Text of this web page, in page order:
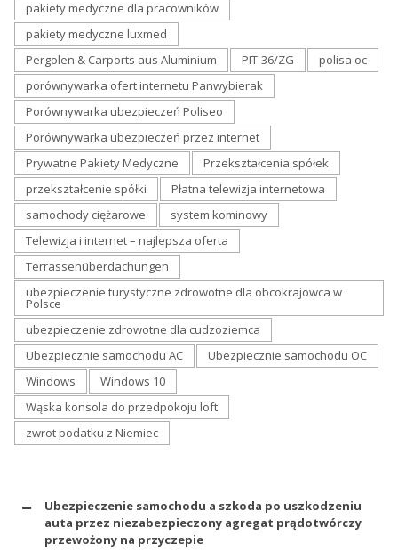
pakiety medyczne dla pracowników
pakiety medyczne luxmed
Pergolen & Carports aus Aluminium
PIT-36/ZG
polisa oc
porównywarka ofert internetu Panwybierak
Porównywarka ubezpieczeń Poliseo
Porównywarka ubezpieczeń przez internet
Prywatne Pakiety Medyczne
Przekształcenia spółek
przekształcenie spółki
Płatna telewizja internetowa
samochody ciężarowe
system kominowy
Telewizja i internet – najlepsza oferta
Terrassenüberdachungen
ubezpieczenie turystyczne zdrowotne dla obcokrajowca w
Polsce
ubezpieczenie zdrowotne dla cudzoziemca
Ubezpiecznie samochodu AC
Ubezpiecznie samochodu OC
Windows
Windows 10
Wąska konsola do przedpokoju loft
zwrot podatku z Niemiec
Ubezpieczenie samochodu a szkoda po uszkodzeniu
auta przez niezabezpieczony agregat prądotwórczy
przewożony na przyczepie